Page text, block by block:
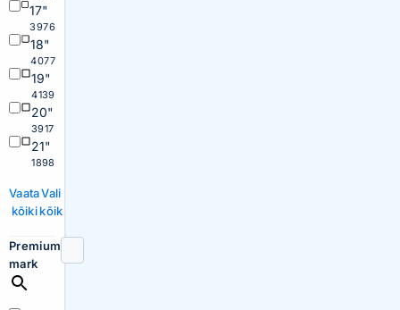
17"
3976
18"
4077
19"
4139
20"
3917
21"
1898
Vaata
kõiki
Vali
kõik
Premium
mark